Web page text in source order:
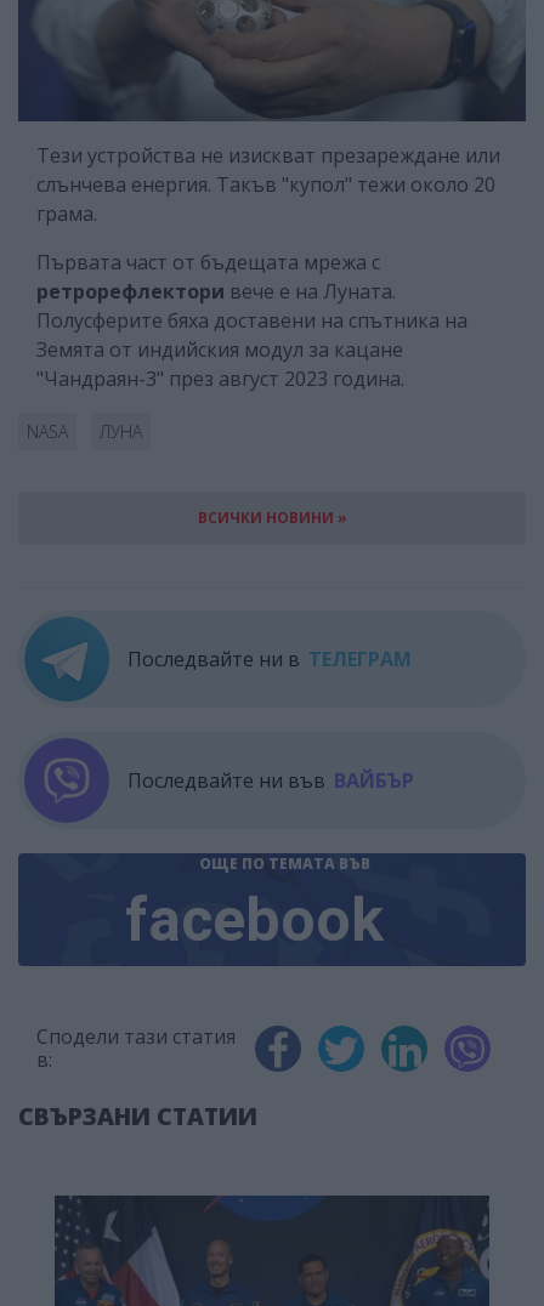
Тези устройства не изискват презареждане или
слънчева енергия. Такъв "купол" тежи около 20
грама.
Първата част от бъдещата мрежа с
ретрорефлектори вече е на Луната.
Полусферите бяха доставени на спътника на
Земята от индийския модул за кацане
"Чандраян-3" през август 2023 година.
NASA ЛУНА
ВСИЧКИ НОВИНИ »
Последвайте ни в ТЕЛЕГРАМ
Последвайте ни във ВАЙБЪР
ОЩЕ ПО ТЕМАТА ВЪВ
facebook
Сподели тази статия
в:
СВЪРЗАНИ СТАТИИ